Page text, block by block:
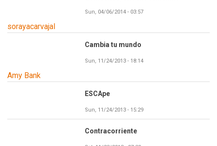
Sun, 04/06/2014 - 03:57
sorayacarvajal
Cambia tu mundo
Sun, 11/24/2013 - 18:14
Amy Bank
ESCApe
Sun, 11/24/2013 - 15:29
Contracorriente